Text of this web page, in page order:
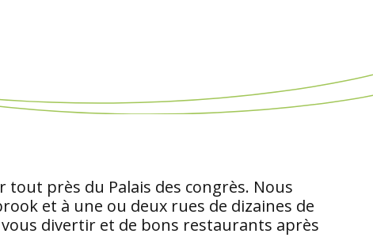
tout près du Palais des congrès. Nous
et à une ou deux rues de dizaines de
divertir et de bons restaurants après